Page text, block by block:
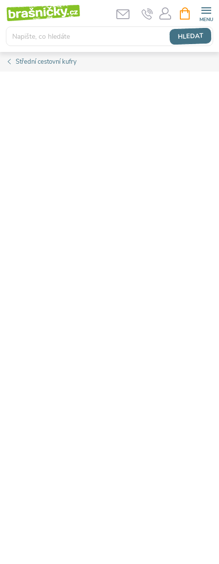
Přejít
obsah
HLEDAT
NÁKUPNÍ
KOŠÍK
Střední cestovní kufry